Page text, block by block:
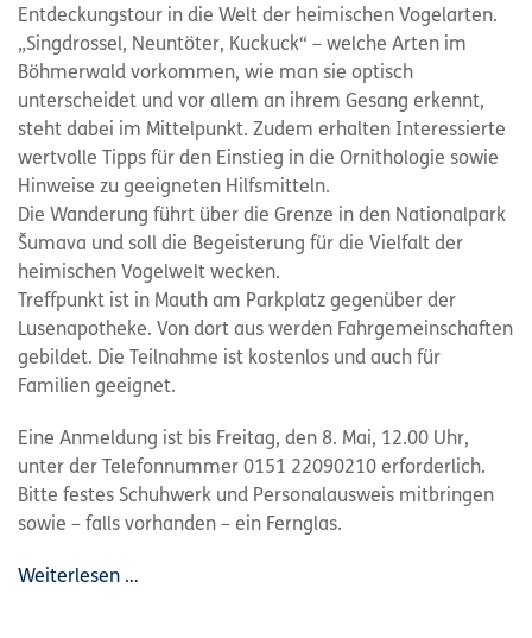
Entdeckungstour in die Welt der heimischen Vogelarten.
„Singdrossel, Neuntöter, Kuckuck“ – welche Arten im
Böhmerwald vorkommen, wie man sie optisch
unterscheidet und vor allem an ihrem Gesang erkennt,
steht dabei im Mittelpunkt. Zudem erhalten Interessierte
wertvolle Tipps für den Einstieg in die Ornithologie sowie
Hinweise zu geeigneten Hilfsmitteln.
Die Wanderung führt über die Grenze in den Nationalpark
Šumava und soll die Begeisterung für die Vielfalt der
heimischen Vogelwelt wecken.
Treffpunkt ist in Mauth am Parkplatz gegenüber der
Lusenapotheke. Von dort aus werden Fahrgemeinschaften
gebildet. Die Teilnahme ist kostenlos und auch für
Familien geeignet.
Eine Anmeldung ist bis Freitag, den 8. Mai, 12.00 Uhr,
unter der Telefonnummer 0151 22090210 erforderlich.
Bitte festes Schuhwerk und Personalausweis mitbringen
sowie – falls vorhanden – ein Fernglas.
Weiterlesen …